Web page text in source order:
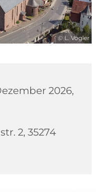
© L. Vogler
2026,
2, 35274